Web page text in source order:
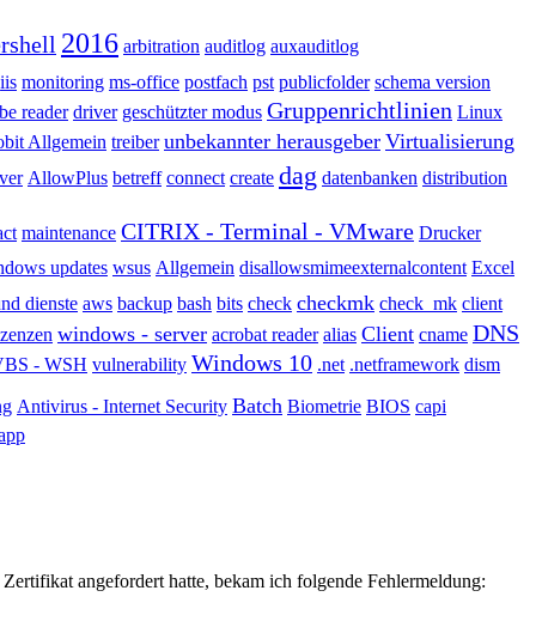
2016 arbitration auditlog auxauditlog
iis monitoring ms-office postfach pst publicfolder schema version
reader driver geschützter modus Gruppenrichtlinien Linux
Allgemein treiber unbekannter herausgeber Virtualisierung
AllowPlus betreff connect create dag datenbanken distribution
maintenance CITRIX - Terminal - VMware Drucker
updates wsus Allgemein disallowsmimeexternalcontent Excel
dienste aws backup bash bits check checkmk check_mk client
windows - server acrobat reader alias Client cname DNS
- WSH vulnerability Windows 10 .net .netframework dism
Antivirus - Internet Security Batch Biometrie BIOS capi
angefordert hatte, bekam ich folgende Fehlermeldung: